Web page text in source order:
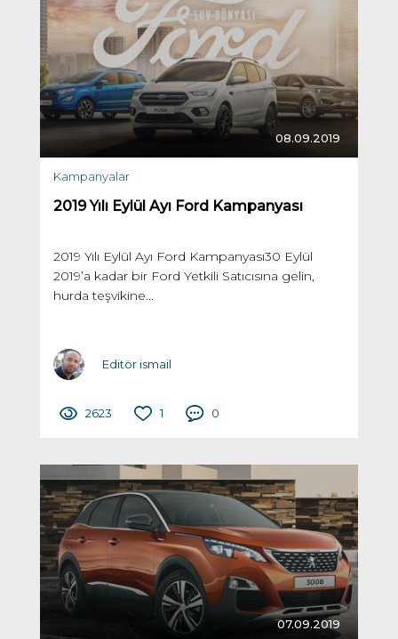
08.09.2019
Kampanyalar
2019 Yılı Eylül Ayı Ford Kampanyası
2019 Yılı Eylül Ayı Ford Kampanyası30 Eylül
2019’a kadar bir Ford Yetkili Satıcısına gelin,
hurda teşvikine...
Editör ismail
2623 1 0
07.09.2019